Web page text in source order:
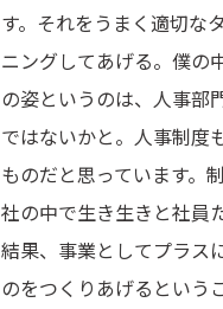
す。それをうまく適切な
ニングしてあげる。僕の
の姿というのは、人事部
ではないかと。人事制度
ものだと思っています。
社の中で生き生きと社員
結果、事業としてプラス
のをつくりあげるという